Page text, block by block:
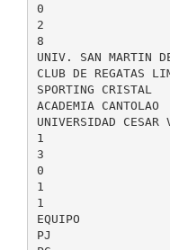
0
2
8
UNIV. SAN MARTIN
CLUB DE REGATAS
SPORTING CRISTAL
ACADEMIA CANTOLAO
UNIVERSIDAD CESAR
1
3
0
1
1
EQUIPO
PJ